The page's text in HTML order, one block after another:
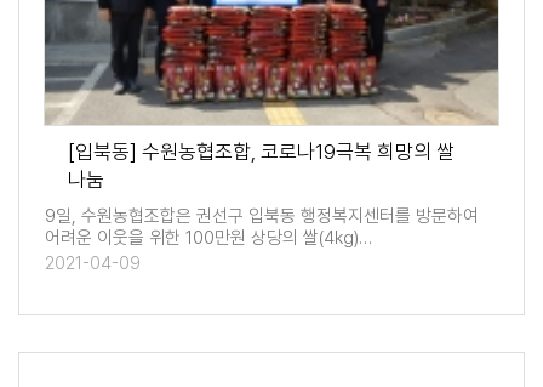
[입북동] 수원농협조합, 코로나19극복 희망의 쌀
나눔
9일, 수원농협조합은 권선구 입북동 행정복지센터를 방문하여
어려운 이웃을 위한 100만원 상당의 쌀(4kg)…
2021-04-09